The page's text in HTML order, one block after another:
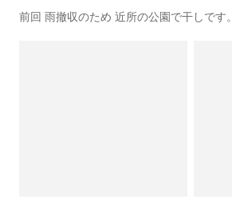
前回 雨撤収のため 近所の公園で干しです。